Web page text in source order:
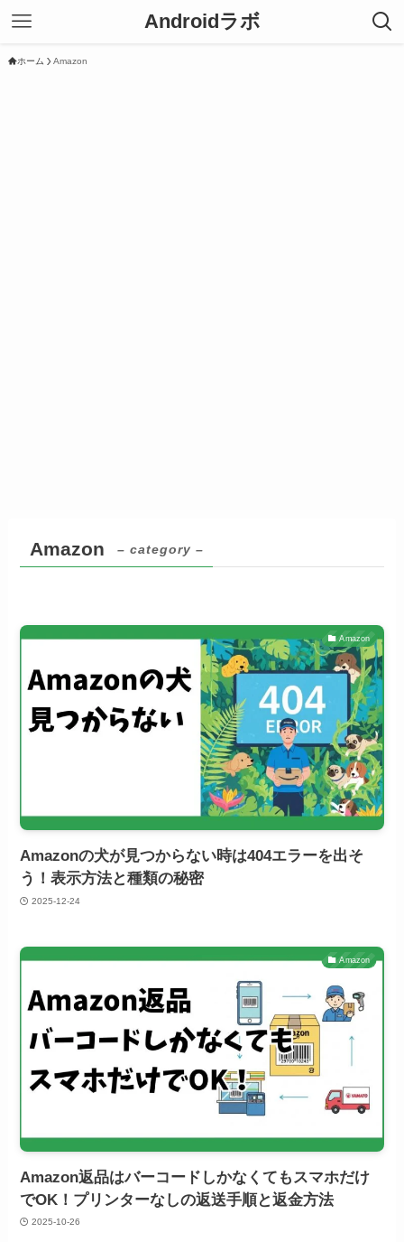
Androidラボ
ホーム Amazon
Amazon – category –
Amazon
Amazonの犬が見つからない時は404エラーを出そ
う！表示方法と種類の秘密
2025-12-24
Amazon
Amazon返品はバーコードしかなくてもスマホだけ
でOK！プリンターなしの返送手順と返金方法
2025-10-26